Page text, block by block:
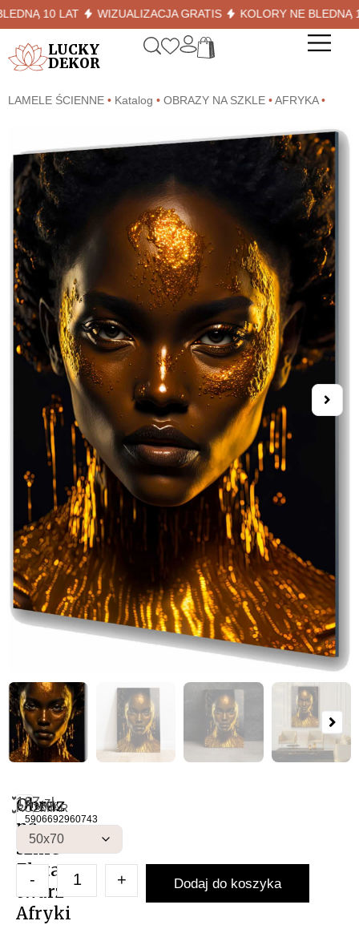
10 LAT WIZUALIZACJA GRATIS KOLORY NE BLEDNĄ 10
LUCKY
DEKOR
LAMELE ŚCIENNE • Katalog • OBRAZY NA SZKLE • AFRYKA•
Obraz
na
szkle
Złota
twarz
Afryki
Artykuł:
5906692960743
167zł
ROZMIAR
- + Dodaj do koszyka